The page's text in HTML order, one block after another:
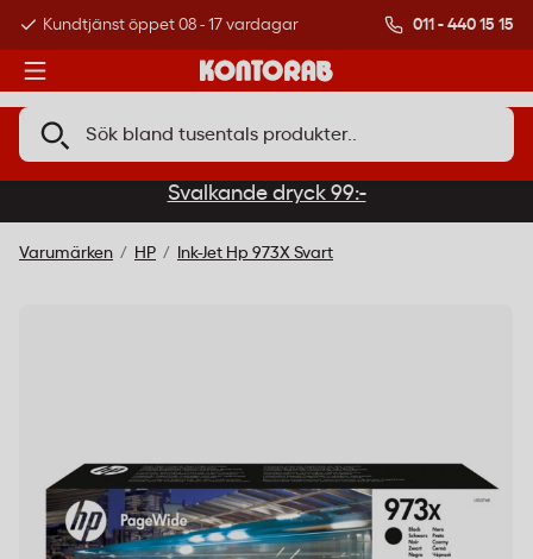
Kundtjänst öppet 08 - 17 vardagar Över 500 000
011 - 440 15 15
Svalkande dryck 99:-
Varumärken HP Ink-Jet Hp 973X Svart